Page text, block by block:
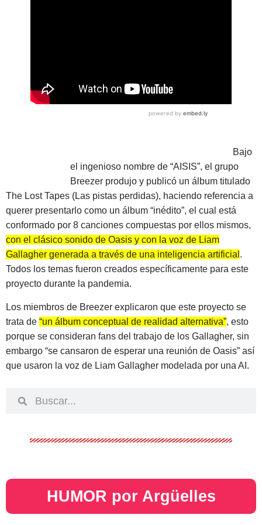
Bajo
el ingenioso nombre de “AISIS”, el grupo
Breezer produjo y publicó un álbum titulado
The Lost Tapes (Las pistas perdidas), haciendo referencia a
querer presentarlo como un álbum “inédito”, el cual está
conformado por 8 canciones compuestas por ellos mismos,
con el clásico sonido de Oasis y con la voz de Liam
Gallagher generada a través de una inteligencia artificial .
Todos los temas fueron creados específicamente para este
proyecto durante la pandemia.
Los miembros de Breezer explicaron que este proyecto se
trata de “un álbum conceptual de realidad alternativa”, esto
porque se consideran fans del trabajo de los Gallagher, sin
embargo “se cansaron de esperar una reunión de Oasis” así
que usaron la voz de Liam Gallagher modelada por una AI.
HUMOR por Argüelles​